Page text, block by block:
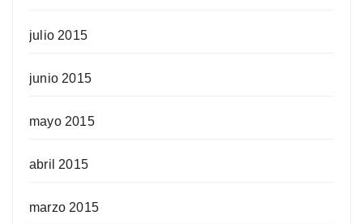
julio 2015
junio 2015
mayo 2015
abril 2015
marzo 2015